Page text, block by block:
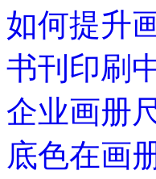
如何提升
书刊印刷
企业画册
底色在画